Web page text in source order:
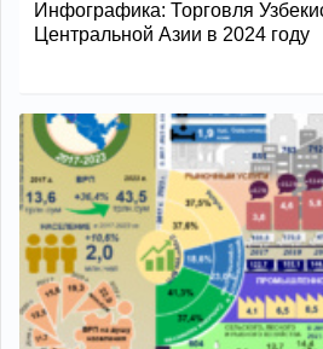
Инфографика: Торговля
Центральной Азии в 2024 году